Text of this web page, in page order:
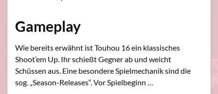
Gameplay
Wie bereits erwähnt ist Touhou 16 ein klassisches
Shoot’em Up. Ihr schießt Gegner ab und weicht
Schüssen aus. Eine besondere Spielmechanik sind die
sog. „Season-Releases“. Vor Spielbeginn …